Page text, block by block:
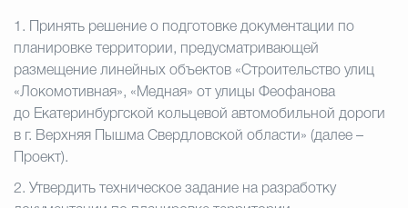
1.
Принять решение о подготовке документации по
планировке территории, предусматривающей
размещение линейных объектов «Строительство улиц
«Локомотивная», «Медная» от улицы Феофанова
до Екатеринбургской кольцевой автомобильной дороги
в г. Верхняя Пышма Свердловской области» (далее –
Проект).
2. Утвердить техническое задание на разработку